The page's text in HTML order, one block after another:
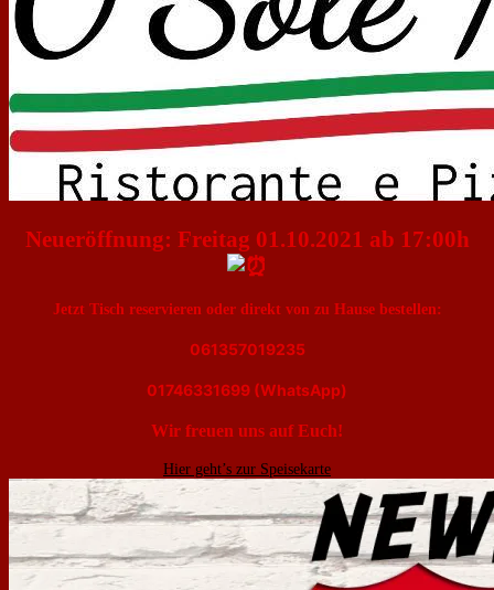
Neueröffnung: Freitag 01.10.2021 ab 17:00h
Jetzt Tisch reservieren oder direkt von zu Hause bestellen:
061357019235
01746331699 (WhatsApp)
Wir freuen uns auf Euch!
Hier geht’s zur Speisekarte